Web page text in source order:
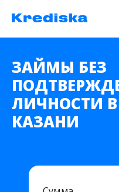
ЗАЙМЫ БЕЗ
ЛИЧНОСТИ В
КАЗАНИ